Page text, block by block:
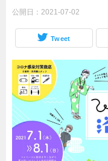
公開日： 2021-07-02
Tweet